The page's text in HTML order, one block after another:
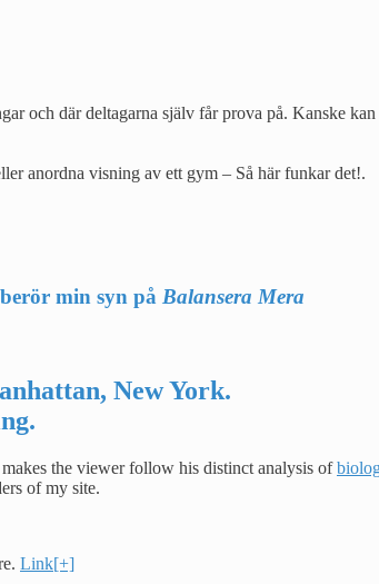
och där deltagarna själv får prova på. Kanske kan
anordna visning av ett gym – Så här funkar det!.
min syn på Balansera Mera
New York.
the viewer follow his distinct analysis of
of my site.
Link[+]